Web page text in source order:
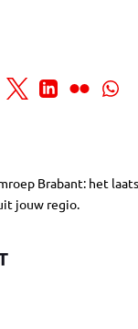
Brabant: het
jouw regio.